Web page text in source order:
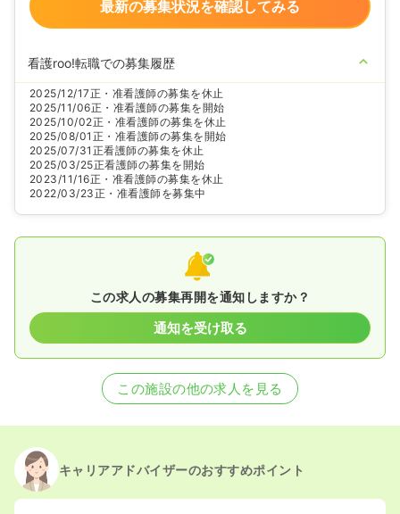
最新の募集状況を確認してみる
看護roo!転職での募集履歴
2025/12/17正・准看護師の募集を休止
2025/11/06正・准看護師の募集を開始
2025/10/02正・准看護師の募集を休止
2025/08/01 正・准看護師の募集を開始
2025/07/31 正看護師の募集を休止
2025/03/25正看護師の募集を開始
2023/11/16正・准看護師の募集を休止
2022/03/23正・准看護師を募集中
この求人の募集再開を通知しますか？
通知を受け取る
この施設の他の求人を見る
キャリアアドバイザーのおすすめポイント